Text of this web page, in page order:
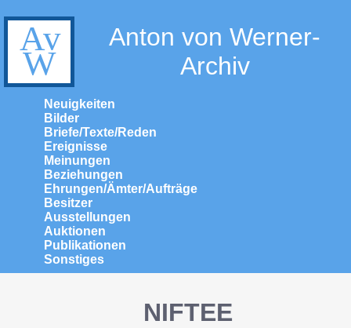
Anton von Werner-
Archiv
Neuigkeiten
Bilder
Briefe/Texte/Reden
Ereignisse
Meinungen
Beziehungen
Ehrungen/Ämter/Aufträge
Besitzer
Ausstellungen
Auktionen
Publikationen
Sonstiges
NIFTEE